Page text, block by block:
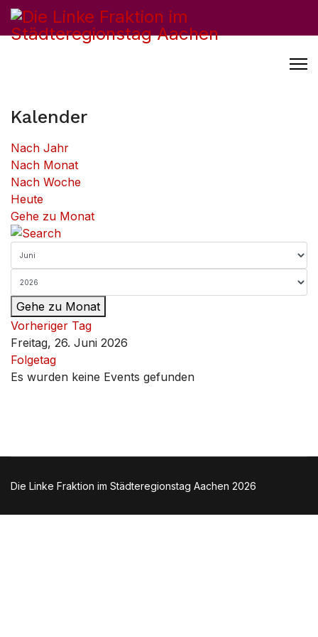
Kalender
Nach Jahr
Nach Monat
Nach Woche
Heute
Gehe zu Monat
Gehe zu Monat
Vorheriger Tag
Freitag, 26. Juni 2026
Folgetag
Es wurden keine Events gefunden
Die Linke Fraktion im Städteregionstag Aachen 2026